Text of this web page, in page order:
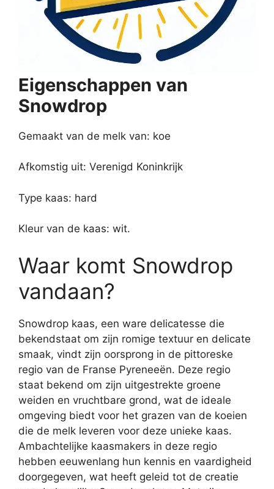
Eigenschappen van
Snowdrop
Gemaakt van de melk van: koe
Afkomstig uit: Verenigd Koninkrijk
Type kaas: hard
Kleur van de kaas: wit.
Waar komt Snowdrop
vandaan?
Snowdrop kaas, een ware delicatesse die
bekendstaat om zijn romige textuur en delicate
smaak, vindt zijn oorsprong in de pittoreske
regio van de Franse Pyreneeën. Deze regio
staat bekend om zijn uitgestrekte groene
weiden en vruchtbare grond, wat de ideale
omgeving biedt voor het grazen van de koeien
die de melk leveren voor deze unieke kaas.
Ambachtelijke kaasmakers in deze regio
hebben eeuwenlang hun kennis en vaardigheid
doorgegeven, wat heeft geleid tot de creatie